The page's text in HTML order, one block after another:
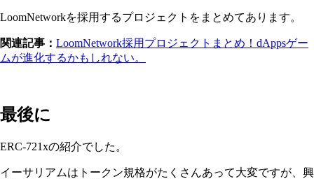
LoomNetworkを採用するプロジェクトをまとめてあります。
関連記事： LoomNetwork採用プロジェクトまとめ！dAppsゲー
ムが進化するかもしれない。
最後に
ERC-721xの紹介でした。
イーサリアムはトークン規格がたくさんあって大変ですが、興